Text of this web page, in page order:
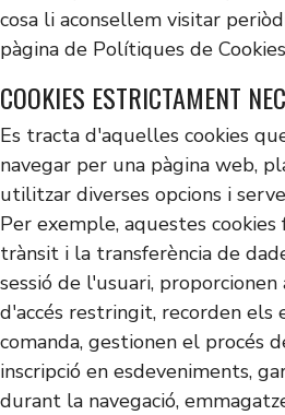
cosa li aconsellem visitar
pàgina de Polítiques de
COOKIES ESTRICTAMENT
Es tracta d'aquelles cookies
navegar per una pàgina web,
utilitzar diverses opcions i
Per exemple, aquestes
trànsit i la transferència de
sessió de l'usuari, proporcionen
d'accés restringit, recorden els
comanda, gestionen el procés
inscripció en esdeveniments,
durant la navegació,